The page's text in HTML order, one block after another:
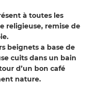
à toutes les
religieuse, remise de
beignets a base de
cuits dans un bain
d’un bon café
nature.